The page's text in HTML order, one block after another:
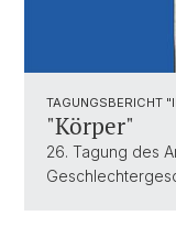
TAGUNGSBERICHT
"Körper"
26. Tagung des